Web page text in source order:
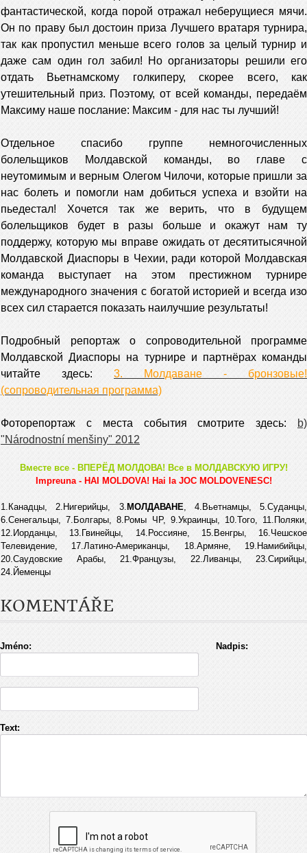
фантастической, когда порой отражал неберущиеся мячи.
Он по праву был достоин приза Лучшего вратаря турнира,
так как пропустил меньше всего голов за целый турнир и
даже сам один гол забил! Но организаторы решили его
отдать Вьетнамскому голкиперу, скорее всего, как
утешительный приз. Поэтому, от всей команды, передаём
Максиму наше послание: Максим - для нас ты лучший!
Отдельное спасибо группе немногочисленных
болельщиков Молдавской команды, во главе с
неутомимым и верным Олегом Чилочи, которые пришли за
нас болеть и помогли нам добиться успеха и взойти на
пьедестал! Хочется так же верить, что в будущем
болельщиков будет в разы больше и окажут нам ту
поддержу, которую мы вправе ожидать от десятитысячной
Mолдавской Диаспоры в Чехии, ради которой Молдавская
команда выступает на этом престижном турнире
международного значения с богатой историей и всегда изо
всех сил старается показать наилучшие результаты!
Подробный репортаж о сопроводительной программе
Молдавской Диаспоры на турнире и партнёрах команды
читайте здесь: 3. Молдаване - бронзовые!
(сопроводительная программа)
Фоторепортаж с места события смотрите здесь:
b)
"Národnostní menšiny" 2012
Вместе все - ВПЕРЁД МОЛДОВА! Все в МОЛДАВСКУЮ ИГРУ!
Impreuna - HAI MOLDOVA! Hai la JОC MOLDOVENESC!
1.Канадцы, 2.Нигерийцы, 3. МОЛДАВАНЕ, 4.Вьетнамцы, 5.Суданцы,
6.Сенегальцы, 7.Болгары, 8.Ромы ЧР, 9.Украинцы, 10.Того, 11.Поляки,
12.Иорданцы, 13.Гвинейцы, 14.Россияне, 15.Венгры, 16.Чешское
Телевидение, 17.Латино-Американцы, 18.Армяне, 19.Намибийцы,
20.Саудовские Арабы, 21.Французы, 22.Ливанцы, 23.Сирийцы,
24.Йеменцы
KOMENTÁŘE
Jméno: Nadpis:
Text: